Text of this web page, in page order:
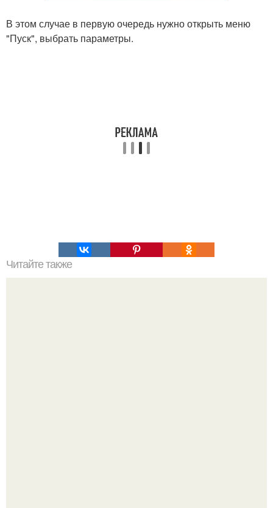
В этом случае в первую очередь нужно открыть меню
"Пуск", выбрать параметры.
Читайте также